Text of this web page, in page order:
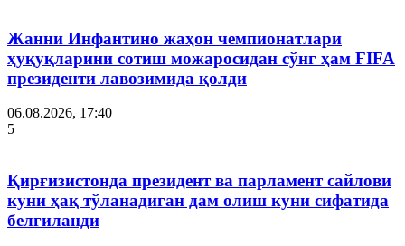
Жанни Инфантино жаҳон чемпионатлари
ҳуқуқларини сотиш можаросидан сўнг ҳам FIFA
президенти лавозимида қолди
06.08.2026, 17:40
5
Қирғизистонда президент ва парламент сайлови
куни ҳақ тўланадиган дам олиш куни сифатида
белгиланди